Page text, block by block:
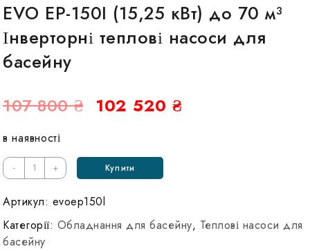
EVO EP-150I (15,25 кВт) до 70 м³
Інверторні теплові насоси для
басейну
107 800₴ Оригінальна
800 ₴.
102 520 ₴Поточна
в наявності
-
Кількість
EVO
EP-
(15,25
+ Купити
Артикул: evoep150l
Категорії: Обладнання для басейну, Теплові насоси для
басейну